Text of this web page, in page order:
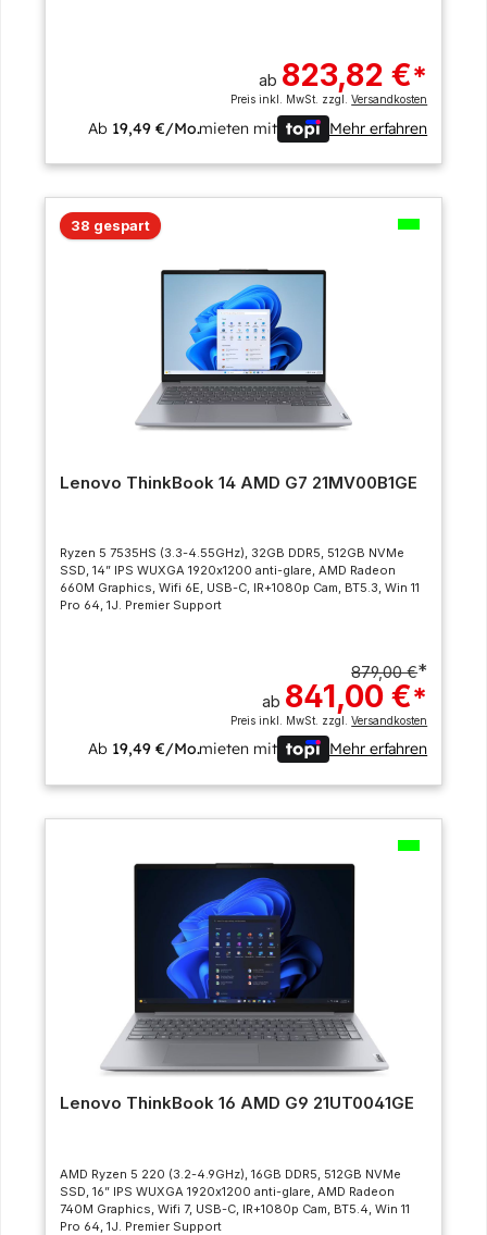
ab 823,82 €*
Preis inkl. MwSt. zzgl.Versandkosten
Ab 19,49 €/Mo.mieten mit Mehr erfahren
38 gespart
Lenovo ThinkBook 14 AMD G7 21MV00B1GE
Ryzen 5 7535HS (3.3-4.55GHz), 32GB DDR5, 512GB NVMe
SSD, 14” IPS WUXGA 1920x1200 anti-glare, AMD Radeon
660M Graphics, Wifi 6E, USB-C, IR+1080p Cam, BT5.3, Win 11
Pro 64, 1J. Premier Support
879,00 €*
ab 841,00 €*
Preis inkl. MwSt. zzgl.Versandkosten
Ab 19,49 €/Mo.mieten mit Mehr erfahren
Lenovo ThinkBook 16 AMD G9 21UT0041GE
AMD Ryzen 5 220 (3.2-4.9GHz), 16GB DDR5, 512GB NVMe
SSD, 16” IPS WUXGA 1920x1200 anti-glare, AMD Radeon
740M Graphics, Wifi 7, USB-C, IR+1080p Cam, BT5.4, Win 11
Pro 64, 1J. Premier Support